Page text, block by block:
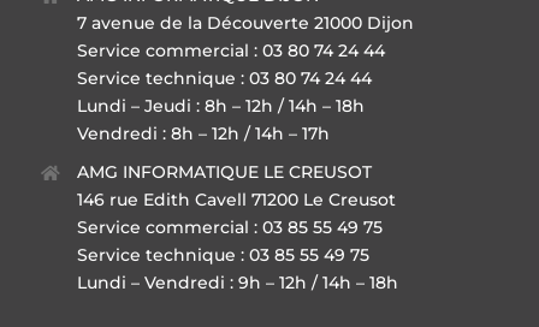
7 avenue de la Découverte 21000 Dijon
Service commercial : 03 80 74 24 44
Service technique : 03 80 74 24 44
Lundi – Jeudi : 8h – 12h / 14h – 18h
Vendredi : 8h – 12h / 14h – 17h
AMG INFORMATIQUE LE CREUSOT
146 rue Edith Cavell 71200 Le Creusot
Service commercial : 03 85 55 49 75
Service technique : 03 85 55 49 75
Lundi – Vendredi : 9h – 12h / 14h – 18h